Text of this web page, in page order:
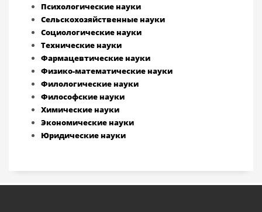
Психологические науки
Сельскохозяйственные науки
Социологические науки
Технические науки
Фармацевтические науки
Физико-математические науки
Филологические науки
Философские науки
Химические науки
Экономические науки
Юридические науки